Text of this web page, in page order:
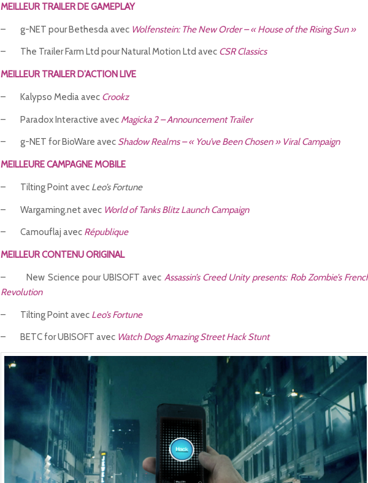
MEILLEUR TRAILER DE GAMEPLAY
– g-NET pour Bethesda avec Wolfenstein: The New Order – « House of the Rising Sun »
– The Trailer Farm Ltd pour Natural Motion Ltd avec CSR Classics
MEILLEUR TRAILER D’ACTION LIVE
– Kalypso Media avec Crookz
– Paradox Interactive avec Magicka 2 – Announcement Trailer
– g-NET for BioWare avec Shadow Realms – « You’ve Been Chosen » Viral Campaign
MEILLEURE CAMPAGNE MOBILE
– Tilting Point avec Leo’s Fortune
– Wargaming.net avec World of Tanks Blitz Launch Campaign
– Camouflaj avec République
MEILLEUR CONTENU ORIGINAL
– New Science pour UBISOFT avec Assassin’s Creed Unity presents: Rob Zombie’s
Revolution
– Tilting Point avec Leo’s Fortune
– BETC for UBISOFT avec Watch Dogs Amazing Street Hack Stunt